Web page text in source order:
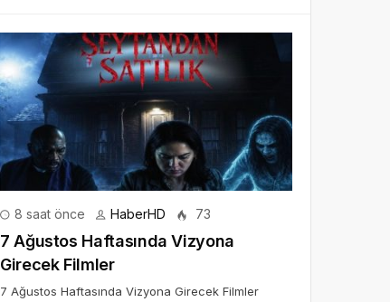
8 saat önce HaberHD 73
7 Ağustos Haftasında Vizyona
Girecek Filmler
7 Ağustos Haftasında Vizyona Girecek Filmler